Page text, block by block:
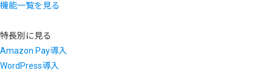
機能一覧を見る
特長別に見る
Amazon Pay導入
WordPress導入